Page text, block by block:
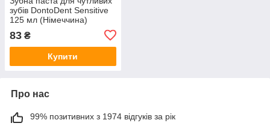
зубів DontoDent Sensitive
125 мл (Німеччина)
83 ₴
Купити
Про нас
99% позитивних з 1974 відгуків за рік